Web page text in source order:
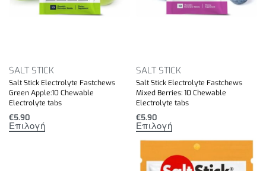
SALT STICK
Salt Stick Electrolyte Fastchews
Green Apple:10 Chewable
Electrolyte tabs
€5.90
Επιλογή
SALT STICK
Salt Stick Electrolyte Fastchews
Mixed Berries: 10 Chewable
Electrolyte tabs
€5.90
Επιλογή